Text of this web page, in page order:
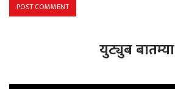
युट्युब बातम्या